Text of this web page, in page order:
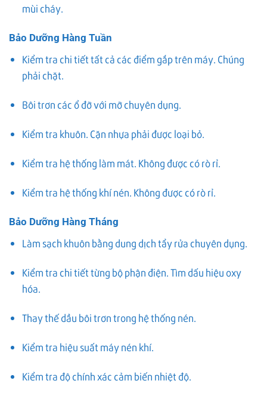
mùi cháy.
Bảo Dưỡng Hàng Tuần
Kiểm tra chi tiết tất cả các điểm gắp trên máy. Chúng
phải chặt.
Bôi trơn các ổ đỡ với mỡ chuyên dụng.
Kiểm tra khuôn. Cặn nhựa phải được loại bỏ.
Kiểm tra hệ thống làm mát. Không được có rò rỉ.
Kiểm tra hệ thống khí nén. Không được có rò rỉ.
Bảo Dưỡng Hàng Tháng
Làm sạch khuôn bằng dung dịch tẩy rửa chuyên dụng.
Kiểm tra chi tiết từng bộ phận điện. Tìm dấu hiệu oxy
hóa.
Thay thế dầu bôi trơn trong hệ thống nén.
Kiểm tra hiệu suất máy nén khí.
Kiểm tra độ chính xác cảm biến nhiệt độ.